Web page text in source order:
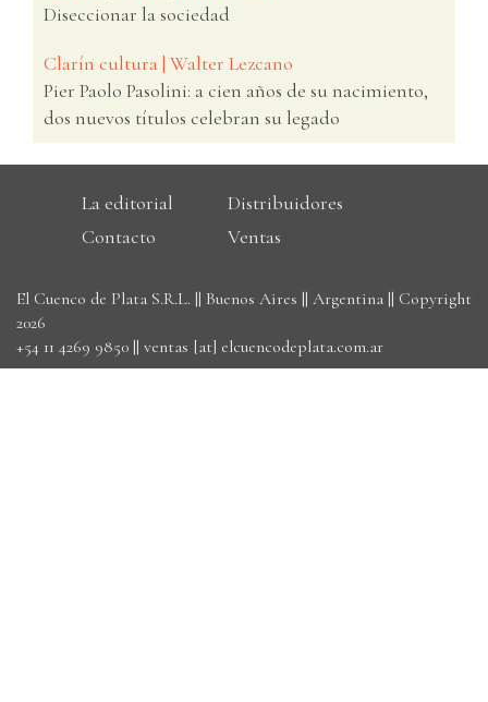
Diseccionar la sociedad
Clarín cultura | Walter Lezcano
Pier Paolo Pasolini: a cien años de su nacimiento,
dos nuevos títulos celebran su legado
La editorial
Distribuidores
Contacto
Ventas
El Cuenco de Plata S.R.L. || Buenos Aires || Argentina || Copyright
2026
+54 11 4269 9850 || ventas [at] elcuencodeplata.com.ar